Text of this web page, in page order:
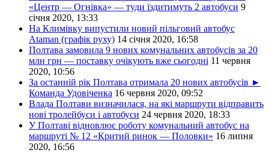
«Центр — Огнівка» — туди їздитимуть 2 автобуси 9
січня 2020, 13:33
На Климівку випустили новий пільговий автобус
Ataman (графік руху) 14 січня 2020, 16:58
Полтава замовила 9 нових комунальних автобусів за 20
млн грн — поставку очікують вже сьогодні 11 червня
2020, 10:56
За останній рік Полтава отримала 20 нових автобусів ►
Команда Удовіченка 16 червня 2020, 09:52
Влада Полтави визначилася, на які маршрути відправить
нові тролейбуси і автобуси 24 червня 2020, 18:33
У Полтаві відновлює роботу комунальний автобус на
маршруті № 12 «Критий ринок — Половки» 16 липня
2020, 16:56